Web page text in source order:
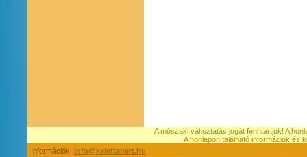
A műszaki változtatás jogát fenntartjuk! A
A honlapon található információk és
Információk: info@kelettanert.hu